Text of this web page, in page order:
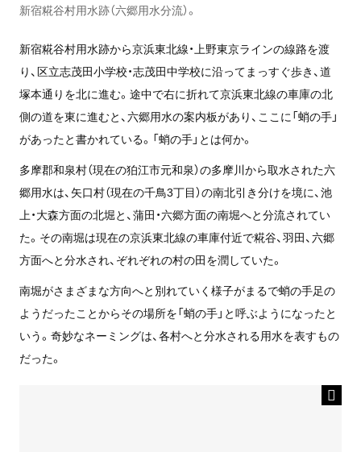
新宿糀谷村用水跡（六郷用水分流）。
新宿糀谷村用水跡から京浜東北線・上野東京ラインの線路を渡
り、区立志茂田小学校・志茂田中学校に沿ってまっすぐ歩き、道
塚本通りを北に進む。途中で右に折れて京浜東北線の車庫の北
側の道を東に進むと、六郷用水の案内板があり、ここに「蛸の手」
があったと書かれている。「蛸の手」とは何か。
多摩郡和泉村（現在の狛江市元和泉）の多摩川から取水された六
郷用水は、矢口村（現在の千鳥3丁目）の南北引き分けを境に、池
上・大森方面の北堀と、蒲田・六郷方面の南堀へと分流されてい
た。その南堀は現在の京浜東北線の車庫付近で糀谷、羽田、六郷
方面へと分水され、ぞれぞれの村の田を潤していた。
南堀がさまざまな方向へと別れていく様子がまるで蛸の手足の
ようだったことからその場所を「蛸の手」と呼ぶようになったと
いう。奇妙なネーミングは、各村へと分水される用水を表すもの
だった。